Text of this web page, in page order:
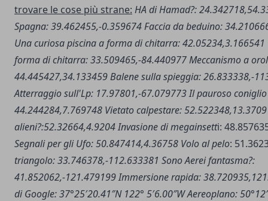
trovare le cose più strane: HA di Hamad?:
Spagna: 39.462455,-0.359674Faccia da beduino:
Una curiosa piscina a forma di chitarra: 42.05234,3.166541
forma di chitarra: 33.509465,-84.440977Meccanismo a
44.445427,34.133459Balene sulla spieggia: 26.833338,-
Atterraggio sull'Lp: 17.97801,-67.079773Il pauroso
44.244284,7.769748 Vietato calpestare:
alieni?:52.32664,4.9204Invasione di megainsetti:
Segnali per gli Ufo: 50.847414,4.36758 Volo al pelo:
triangolo: 33.746378,-112.633381 Sono Aerei fantasma?:
41.852062,-121.479199Immersione rapida:
di Google: 37°25′20.41″N 122° 5′6.00″WAereoplano: